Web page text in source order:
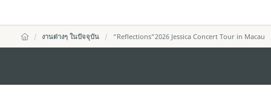
งานต่างๆ ในปัจจุบัน “Reflections”2026 Jessica Concert Tour in Macau